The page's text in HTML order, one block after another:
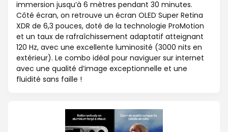
immersion jusqu’à 6 mètres pendant 30 minutes.
Côté écran, on retrouve un écran OLED Super Retina
XDR de 6,3 pouces, doté de la technologie ProMotion
et un taux de rafraîchissement adaptatif atteignant
120 Hz, avec une excellente luminosité (3000 nits en
extérieur). Le combo idéal pour naviguer sur internet
avec une qualité d’image exceptionnelle et une
fluidité sans faille !